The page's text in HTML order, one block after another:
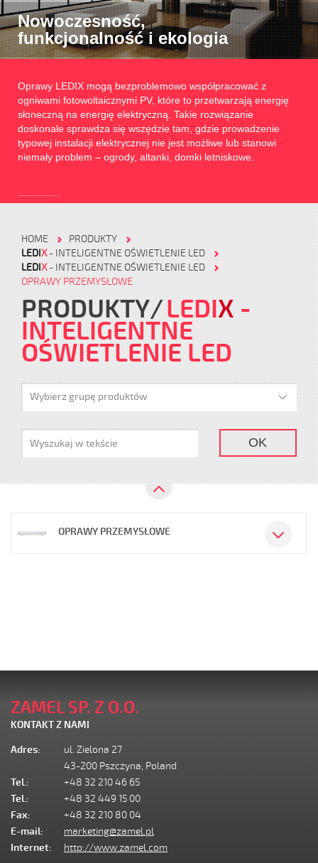
Nowoczesność,
funkcjonalność i ekologia
Oprawy LEDIX mogą bezproblemowo współpracować z
ogniwami fotowoltaicznymi PV, które to przetwarzają energię
słoneczną na energię elektryczną. Takie rozwiązanie
doskonale sprawdza się wszędzie tam, gdzie prowadzenie
typowej instalacji elektrycznej nie jest możliwe lub stanowi
niemały problem – ogrody, altanki, domki letniskowe.
HOME
PRODUKTY
LEDIX- INTELIGENTNE OŚWIETLENIE LED
LEDIX- INTELIGENTNE OŚWIETLENIE LED
OPRAWY PRZEMYSŁOWE
PRODUKTY LEDIX -
INTELIGENTNE
OŚWIETLENIE LED
Wybierz grupę produktów
OK
OPRAWY PRZEMYSŁOWE
ZAMEL SP. Z O.O.
KONTAKT Z NAMI
Adres:
ul. Zielona 27
43-200 Pszczyna, Poland
Tel.:
+48 32 210 46 65
Tel.:
+48 32 449 15 00
Fax:
+48 32 210 80 04
E-mail:
marketing@zamel.pl
Internet:
http://www.zamel.com